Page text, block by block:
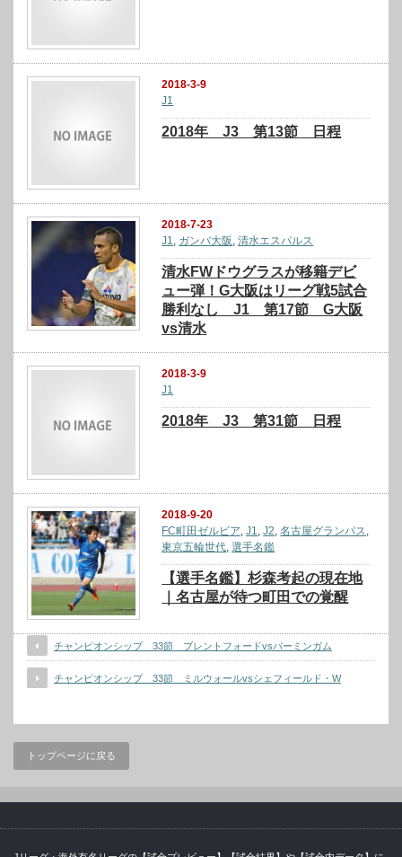
2018-3-9
J1
2018年 J3 第13節 日程
2018-7-23
J1, ガンバ大阪 ,清水エスパルス
清水FWドウグラスが移籍デビ
ュー弾！G大阪はリーグ戦5試合
勝利なし J1 第17節 G大阪
vs清水
2018-3-9
J1
2018年 J3 第31節 日程
2018-9-20
FC町田ゼルビア ,J1 ,J2 ,名古屋グランパス
東京五輪世代 ,選手名鑑
【選手名鑑】杉森考起の現在地
｜名古屋が待つ町田での覚醒
チャンピオンシップ 33節 ブレントフォードvsバーミンガム
チャンピオンシップ 33節 ミルウォールvsシェフィールド・W
トップページに戻る